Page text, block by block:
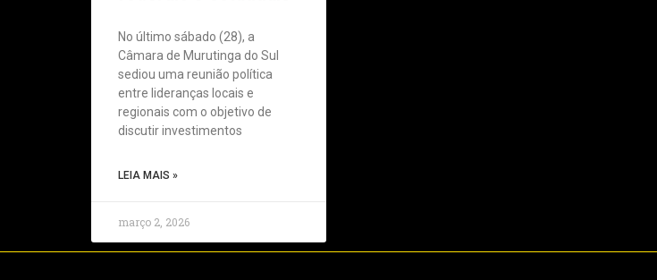
No último sábado (28), a
Câmara de Murutinga do Sul
sediou uma reunião política
entre lideranças locais e
regionais com o objetivo de
discutir investimentos
LEIA MAIS »
março 2, 2026